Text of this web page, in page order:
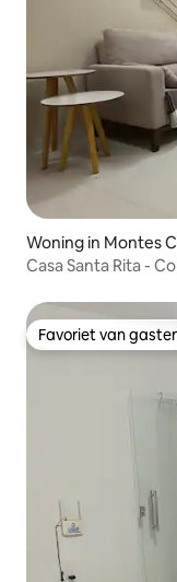
Woning in Montes
Casa Santa Rita -
Favoriet van
Favoriet van